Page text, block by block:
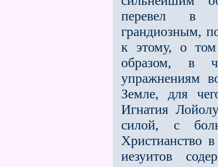
перевeл в
грандиозным,
к этому, о
образом, в
упражнениям
Земле, для
Игнатия
силой, с
Христианство
иезуитов